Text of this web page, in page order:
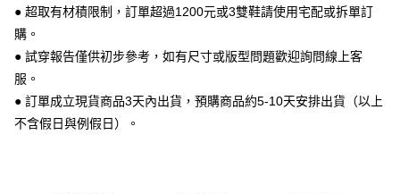
【關於「AFTEE先享後付」】
AFTEE先享後付是「在收到商品之後才付款」的支付方式。 讓您購物簡單
１．簡單：不需註冊會員、不需綁卡、不需儲值。
２．便利：只要手機號碼，簡訊認證，即可結帳。
３．安心：先確認商品／服務後，再付款。
【「AFTEE先享後付」結帳流程】
ATM付款
全家 取貨付款
每筆NT$70，滿NT$999(含以上)免運費
● 超取有材積限制，訂單超過1200元或3雙鞋請使用宅配或拆單訂
購。
● 試穿報告僅供初步參考，如有尺寸或版型問題歡迎詢問線上客
服。
● 訂單成立現貨商品3天內出貨，預購商品約5-10天安排出貨（以上
不含假日與例假日）。